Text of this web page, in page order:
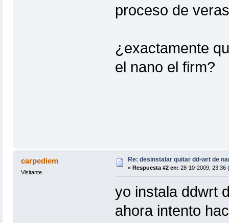
proceso de
¿exactamente
el nano el firm?
carpediem
Visitante
Re: desinstalar quitar dd-wrt de
« Respuesta #2 en: 28-10-2009, 23:36
yo instala ddwrt
ahora intento